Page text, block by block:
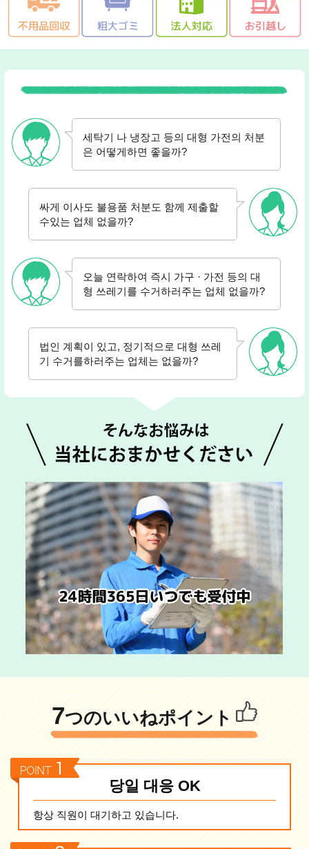
세탁기 나 냉장고 등의 대형 가전의 처분
은 어떻게하면 좋을까?
싸게 이사도 불용품 처분도 함께 제출할
수있는 업체 없을까?
오늘 연락하여 즉시 가구 · 가전 등의 대
형 쓰레기를 수거하러주는 업체 없을까?
법인 계획이 있고, 정기적으로 대형 쓰레
기 수거를하러주는 업체는 없을까?
7つのいいねポイント
당일 대응 OK
항상 직원이 대기하고 있습니다.